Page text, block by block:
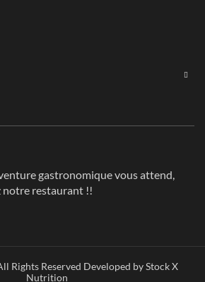
gastronomique vous attend,
notre restaurant !!
Rights Reserved Developed by Stock X
Nutrition